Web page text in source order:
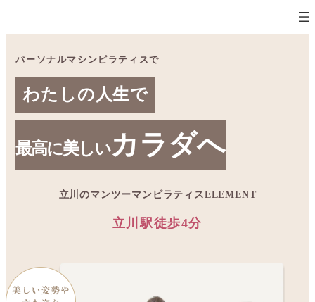
パーソナルマシンピラティスで
わたしの人生で
最高に美しいカラダへ
立川のマンツーマンピラティスELEMENT
立川駅徒歩4分